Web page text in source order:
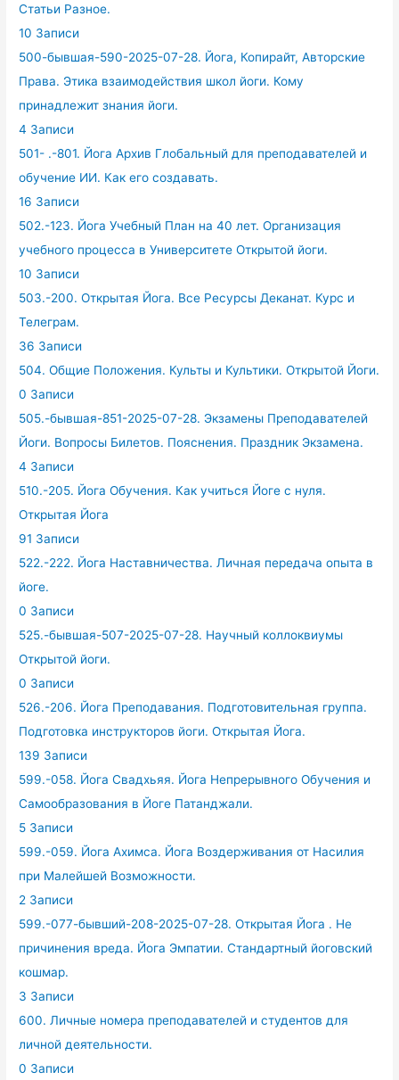
Статьи Разное.
10 Записи
500-бывшая-590-2025-07-28. Йога, Копирайт, Авторские
Права. Этика взаимодействия школ йоги. Кому
принадлежит знания йоги.
4 Записи
501- .-801. Йога Архив Глобальный для преподавателей и
обучение ИИ. Как его создавать.
16 Записи
502.-123. Йога Учебный План на 40 лет. Организация
учебного процесса в Университете Открытой йоги.
10 Записи
503.-200. Открытая Йога. Все Ресурсы Деканат. Курс и
Телеграм.
36 Записи
504. Общие Положения. Культы и Культики. Открытой Йоги.
0 Записи
505.-бывшая-851-2025-07-28. Экзамены Преподавателей
Йоги. Вопросы Билетов. Пояснения. Праздник Экзамена.
4 Записи
510.-205. Йога Обучения. Как учиться Йоге с нуля.
Открытая Йога
91 Записи
522.-222. Йога Наставничества. Личная передача опыта в
йоге.
0 Записи
525.-бывшая-507-2025-07-28. Научный коллоквиумы
Открытой йоги.
0 Записи
526.-206. Йога Преподавания. Подготовительная группа.
Подготовка инструкторов йоги. Открытая Йога.
139 Записи
599.-058. Йога Свадхьяя. Йога Непрерывного Обучения и
Самообразования в Йоге Патанджали.
5 Записи
599.-059. Йога Ахимса. Йога Воздерживания от Насилия
при Малейшей Возможности.
2 Записи
599.-077-бывший-208-2025-07-28. Открытая Йога . Не
причинения вреда. Йога Эмпатии. Стандартный йоговский
кошмар.
3 Записи
600. Личные номера преподавателей и студентов для
личной деятельности.
0 Записи